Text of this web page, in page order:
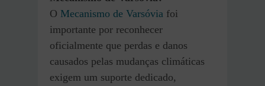
O Mecanismo de Varsóvia foi
importante por reconhecer
oficialmente que perdas e danos
causados pelas mudanças climáticas
exigem um suporte dedicado,